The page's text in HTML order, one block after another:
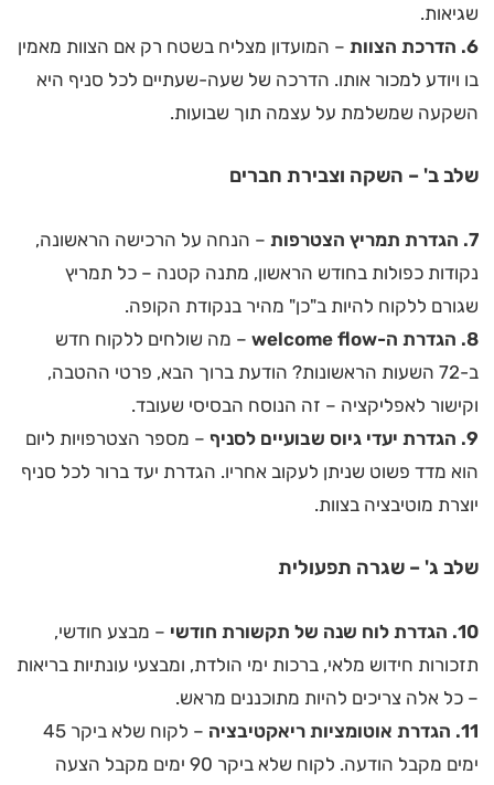
שגיאות.
6. הדרכת הצוות
– המועדון מצליח בשטח רק אם הצוות מאמין
בו ויודע למכור אותו. הדרכה של שעה-שעתיים לכל סניף היא
השקעה שמשלמת על עצמה תוך שבועות.
שלב ב' – השקה וצבירת חברים
7. הגדרת תמריץ הצטרפות
– הנחה על הרכישה הראשונה,
נקודות כפולות בחודש הראשון, מתנה קטנה – כל תמריץ
שגורם ללקוח להיות ב"כן" מהיר בנקודת הקופה.
8. הגדרת ה-welcome flow
– מה שולחים ללקוח חדש
ב-72 השעות הראשונות? הודעת ברוך הבא, פרטי ההטבה,
וקישור לאפליקציה – זה הנוסח הבסיסי שעובד.
9. הגדרת יעדי גיוס שבועיים לסניף
– מספר הצטרפויות ליום
הוא מדד פשוט שניתן לעקוב אחריו. הגדרת יעד ברור לכל סניף
יוצרת מוטיבציה בצוות.
שלב ג' – שגרה תפעולית
10. הגדרת לוח שנה של תקשורת חודשי
– מבצע חודשי,
תזכורות חידוש מלאי, ברכות ימי הולדת, ומבצעי עונתיות בריאות
– כל אלה צריכים להיות מתוכננים מראש.
11. הגדרת אוטומציות ריאקטיבציה
– לקוח שלא ביקר 45
ימים מקבל הודעה. לקוח שלא ביקר 90 ימים מקבל הצעה